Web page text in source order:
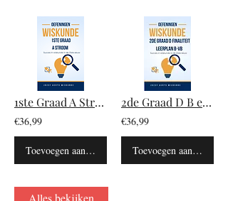
1ste Graad A Stroom (Papier) Wiskunde Oefeningen
€36,99
Toevoegen aan winkelwagen
2de Graad D B en VB (Papier): Wiskunde oefeningen
€36,99
Toevoegen aan
Alles bekijken